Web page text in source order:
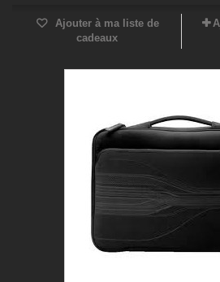
Ajouter à ma liste de
cadeaux